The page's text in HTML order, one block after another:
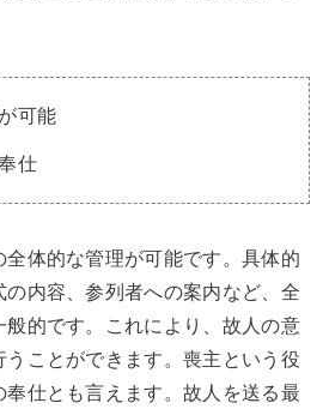
可能
仕
体的な管理が可能です。具体的
内容、参列者への案内など、全
般的です。これにより、故人の意
ことができます。喪主という役
仕とも言えます。故人を送る最